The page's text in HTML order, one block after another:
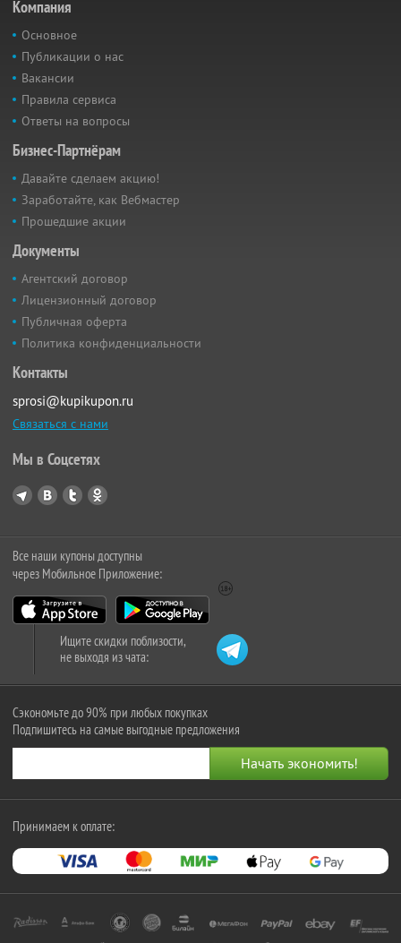
Компания
Основное
Публикации о нас
Вакансии
Правила сервиса
Ответы на вопросы
Бизнес-Партнёрам
Давайте сделаем акцию!
Заработайте, как Вебмастер
Прошедшие акции
Документы
Агентский договор
Лицензионный договор
Публичная оферта
Политика конфиденциальности
Контакты
sprosi@kupikupon.ru
Связаться с нами
Мы в Соцсетях
Все наши купоны доступны
через Мобильное Приложение:
Ищите скидки поблизости,
не выходя из чата:
Сэкономьте до 90% при любых покупках
Подпишитесь на самые выгодные предложения
Принимаем к оплате: